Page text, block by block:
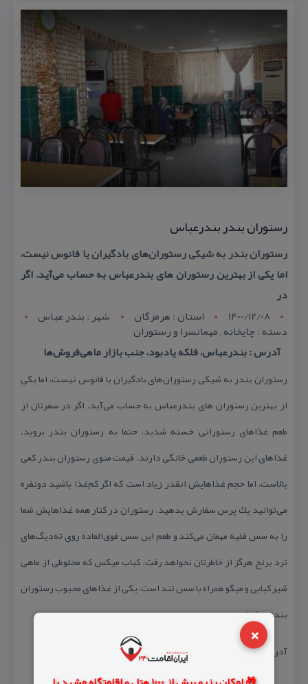
×
رستوران بندر بندرعباس
رستوران بندر به شیكی رستوران‌های بادگیران یا فانوس نیست،
اما یكی از بهترین رستوران های بندرعباس به حساب می‌آید. اگر
در
1400/12/08
استان : هرمزگان شهر : بندر عباس
دسته : چایخانه , مهمانسرا و رستوران
آدرس : بندرعباس، فلكه یادبود، جنب بازار ماهی‌فروش‌ها
رستوران بندر به شیكی رستوران‌های بادگیران یا فانوس نیست، اما یكی
از بهترین رستوران های بندرعباس به حساب می‌آید. اگر در سفرتان از
طعم غذاهای رستورانی خسته شدید، حتما به رستوران بندر بروید.
غذاهای این رستوران طعمی خانگی دارند. قیمت منوی رستوران بندر كمی
بالاست، اما حجم غذاهایش انقدر زیاد است كه اگر كم‌غذا باشید دونفره
می‌توانید یك پرس سفارش بدهید. رستوران در كنار همه غذاهایش شما
را به سس قلیه مهمان می‌كند و طعم این سس فوق‌العاده‌ روی ته‌دیگ‌های
ترد برنج هرگز از خاطرتان نخواهد رفت. كباب میكس‌ كه مخلوطی از ماهی
شیر كبابی و میگو همراه با سس تند است، یكی از غذاهای محبوب رستوران
بندر به‌شمار می‌رود.
آدرس: بندرعباس، فلكه یادبود، جنب بازار ماهی‌فروش‌ها